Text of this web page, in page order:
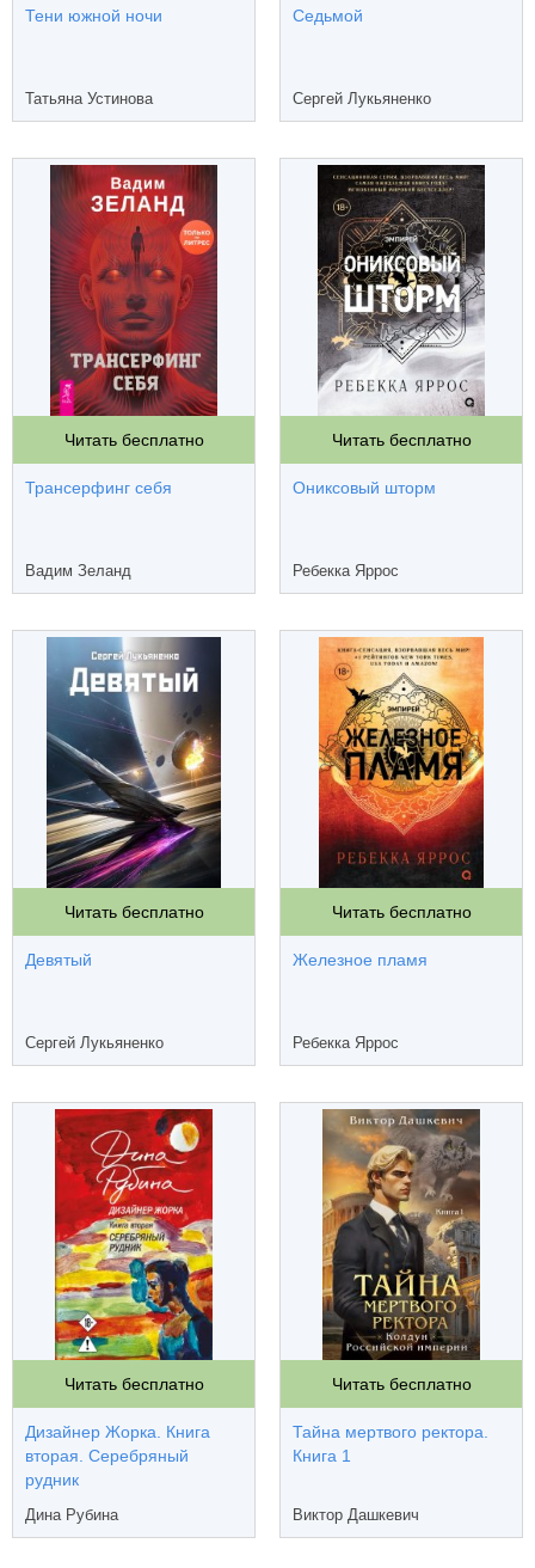
Тени южной ночи
Татьяна Устинова
Седьмой
Сергей Лукьяненко
Читать бесплатно
Трансерфинг себя
Вадим Зеланд
Читать бесплатно
Ониксовый шторм
Ребекка Яррос
Читать бесплатно
Девятый
Сергей Лукьяненко
Читать бесплатно
Железное пламя
Ребекка Яррос
Читать бесплатно
Дизайнер Жорка. Книга
вторая. Серебряный
рудник
Дина Рубина
Читать бесплатно
Тайна мертвого ректора.
Книга 1
Виктор Дашкевич